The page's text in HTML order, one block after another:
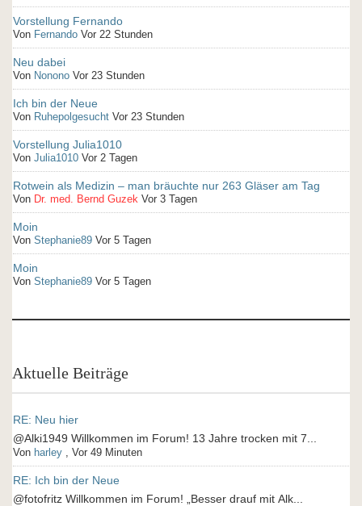
Vorstellung Fernando
Von Fernando Vor 22 Stunden
Neu dabei
Von Nonono Vor 23 Stunden
Ich bin der Neue
Von Ruhepolgesucht Vor 23 Stunden
Vorstellung Julia1010
Von Julia1010 Vor 2 Tagen
Rotwein als Medizin – man bräuchte nur 263 Gläser am Tag
Von Dr. med. Bernd Guzek Vor 3 Tagen
Moin
Von Stephanie89 Vor 5 Tagen
Moin
Von Stephanie89 Vor 5 Tagen
Aktuelle Beiträge
RE: Neu hier
@Alki1949 Willkommen im Forum! 13 Jahre trocken mit 7...
Von harley , Vor 49 Minuten
RE: Ich bin der Neue
@fotofritz Willkommen im Forum! „Besser drauf mit Alk...